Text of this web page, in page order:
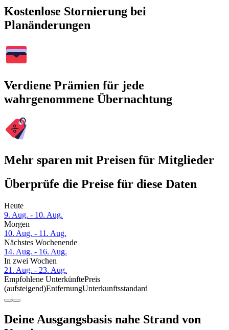
Kostenlose Stornierung bei
Planänderungen
Verdiene Prämien für jede
wahrgenommene Übernachtung
Mehr sparen mit Preisen für Mitglieder
Überprüfe die Preise für diese Daten
Heute
9. Aug. - 10. Aug.
Morgen
10. Aug. - 11. Aug.
Nächstes Wochenende
14. Aug. - 16. Aug.
In zwei Wochen
21. Aug. - 23. Aug.
Empfohlene UnterkünftePreis
(aufsteigend)EntfernungUnterkunftsstandard
Deine Ausgangsbasis nahe Strand von